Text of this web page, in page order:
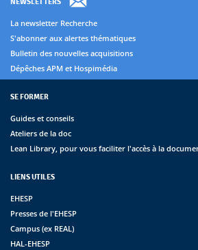
La newsletter Recherche
S'abonner aux alertes thématiques
Bulletin des nouvelles acquisitions
Dépêches APM et Hospimédia
SE FORMER
Guides et conseils
Ateliers de la doc
Lean Library, pour vous faciliter l'accès à la
LIENS UTILES
EHESP
Presses de l'EHESP
Campus (ex REAL)
HAL-EHESP